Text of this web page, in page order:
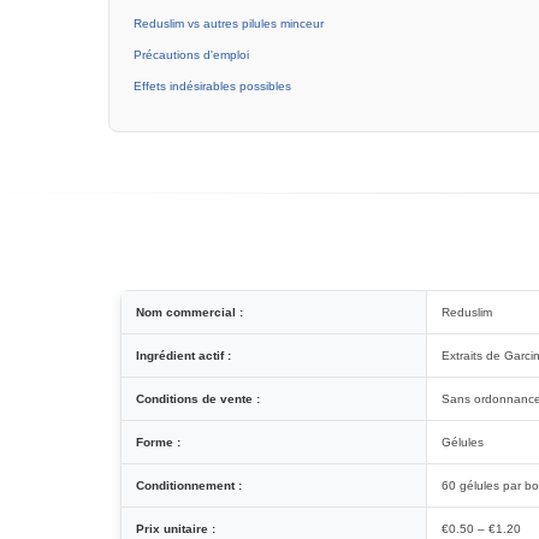
Reduslim vs autres pilules minceur
Précautions d'emploi
Effets indésirables possibles
Nom commercial : Reduslim
Ingrédient actif : Extraits de
Conditions de vente : Sans
Forme : Gélules
Conditionnement : 60 gélules par
Prix unitaire : €0.50 – €1.20